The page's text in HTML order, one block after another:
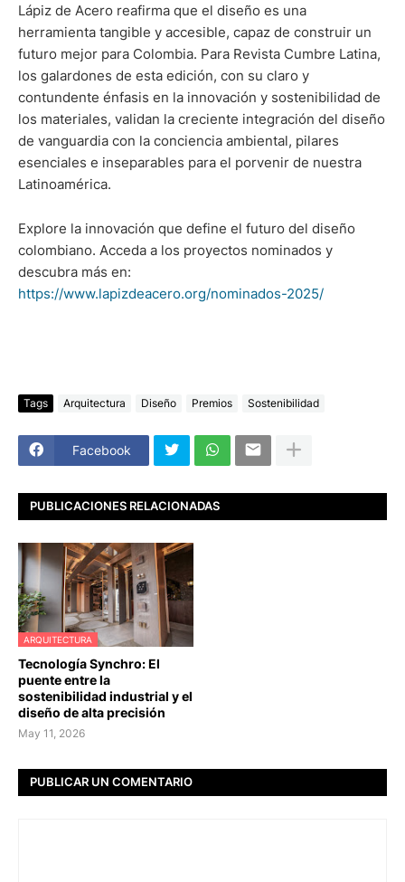
Lápiz de Acero reafirma que el diseño es una
herramienta tangible y accesible, capaz de construir un
futuro mejor para Colombia. Para Revista Cumbre Latina,
los galardones de esta edición, con su claro y
contundente énfasis en la innovación y sostenibilidad de
los materiales, validan la creciente integración del diseño
de vanguardia con la conciencia ambiental, pilares
esenciales e inseparables para el porvenir de nuestra
Latinoamérica.
Explore la innovación que define el futuro del diseño
colombiano. Acceda a los proyectos nominados y
descubra más en:
https://www.lapizdeacero.org/nominados-2025/
Tags Arquitectura Diseño Premios Sostenibilidad
Facebook
PUBLICACIONES RELACIONADAS
ARQUITECTURA
Tecnología Synchro: El
puente entre la
sostenibilidad industrial y el
diseño de alta precisión
May 11, 2026
PUBLICAR UN COMENTARIO